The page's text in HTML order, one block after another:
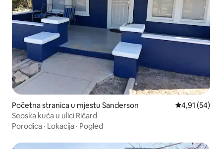
Početna stranica u mjestu Sanderson prosječna
4,91 (54)
Seoska kuća u ulici Ričard
Porodica · Lokacija · Pogled